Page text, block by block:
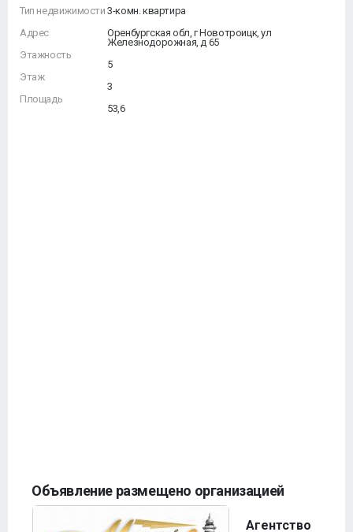
Тип недвижимости
Адрес
Этажность
Этаж
Площадь
3-комн. квартира
Оренбургская обл, г Новотроицк, ул
Железнодорожная, д 65
5
3
53,6
Объявление размещено организацией
Агентство